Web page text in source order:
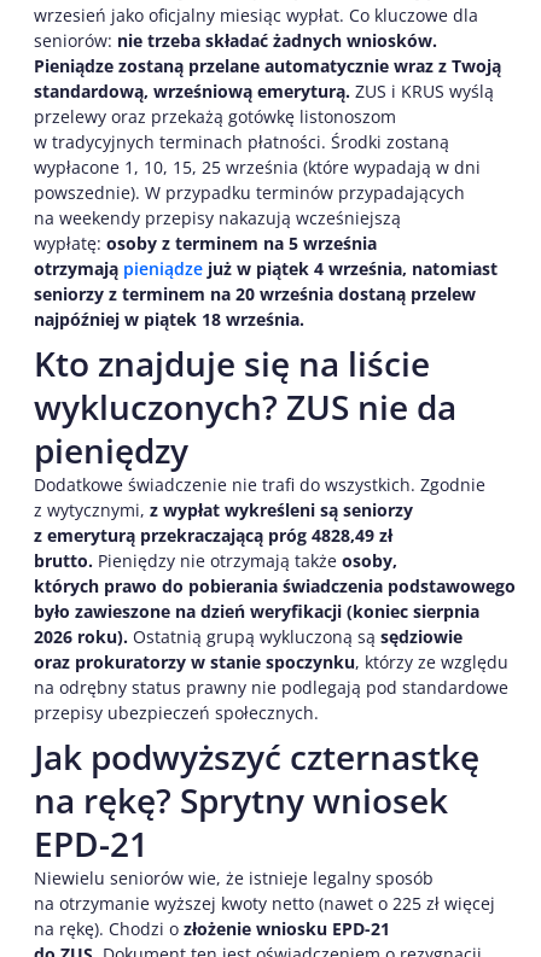
wrzesień jako oficjalny miesiąc wypłat. Co kluczowe dla
seniorów: nie trzeba składać żadnych wniosków.
Pieniądze zostaną przelane automatycznie wraz z Twoją
standardową, wrześniową emeryturą. ZUS i KRUS wyślą
przelewy oraz przekażą gotówkę listonoszom
w tradycyjnych terminach płatności. Środki zostaną
wypłacone 1, 10, 15, 25 września (które wypadają w dni
powszednie). W przypadku terminów przypadających
na weekendy przepisy nakazują wcześniejszą
wypłatę: osoby z terminem na 5 września
otrzymają pieniądze już w piątek 4 września, natomiast
seniorzy z terminem na 20 września dostaną przelew
najpóźniej w piątek 18 września.
Kto znajduje się na liście
wykluczonych? ZUS nie da
pieniędzy
Dodatkowe świadczenie nie trafi do wszystkich. Zgodnie
z wytycznymi, z wypłat wykreśleni są seniorzy
z emeryturą przekraczającą próg 4828,49 zł
brutto. Pieniędzy nie otrzymają także osoby,
których prawo do pobierania świadczenia podstawowego
było zawieszone na dzień weryfikacji (koniec sierpnia
2026 roku). Ostatnią grupą wykluczoną są sędziowie
oraz prokuratorzy w stanie spoczynku, którzy ze względu
na odrębny status prawny nie podlegają pod standardowe
przepisy ubezpieczeń społecznych.
Jak podwyższyć czternastkę
na rękę? Sprytny wniosek
EPD-21
Niewielu seniorów wie, że istnieje legalny sposób
na otrzymanie wyższej kwoty netto (nawet o 225 zł więcej
na rękę). Chodzi o złożenie wniosku EPD-21